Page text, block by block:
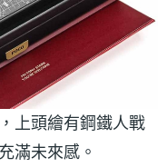
上頭繪有鋼鐵人戰
滿未來感。